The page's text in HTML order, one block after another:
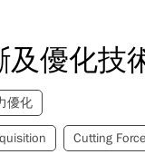
及優化技
優化
Cutting